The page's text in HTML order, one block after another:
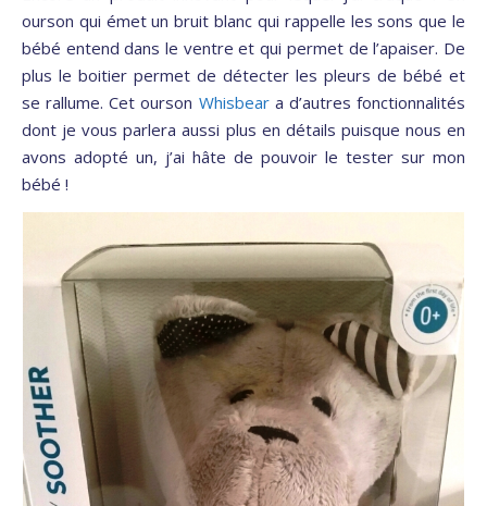
ourson qui émet un bruit blanc qui rappelle les sons que le
bébé entend dans le ventre et qui permet de l’apaiser. De
plus le boitier permet de détecter les pleurs de bébé et
se rallume. Cet ourson Whisbeara d’autres fonctionnalités
dont je vous parlera aussi plus en détails puisque nous en
avons adopté un, j’ai hâte de pouvoir le tester sur mon
bébé !